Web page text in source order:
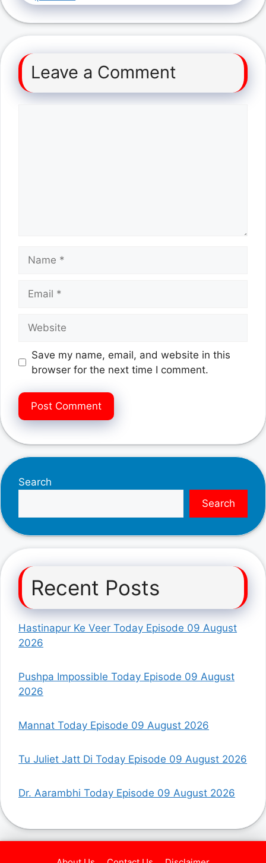
Leave a Comment
Save my name, email, and website in this
browser for the next time I comment.
Search
Search
Recent Posts
Hastinapur Ke Veer Today Episode 09 August
2026
Pushpa Impossible Today Episode 09 August
2026
Mannat Today Episode 09 August 2026
Tu Juliet Jatt Di Today Episode 09 August 2026
Dr. Aarambhi Today Episode 09 August 2026